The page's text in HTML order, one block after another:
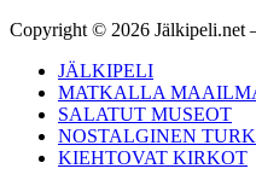
Copyright © 2026 Jälkipeli.net
JÄLKIPELI
MATKALLA
SALATUT MUSEOT
NOSTALGINEN
KIEHTOVAT KIRKOT